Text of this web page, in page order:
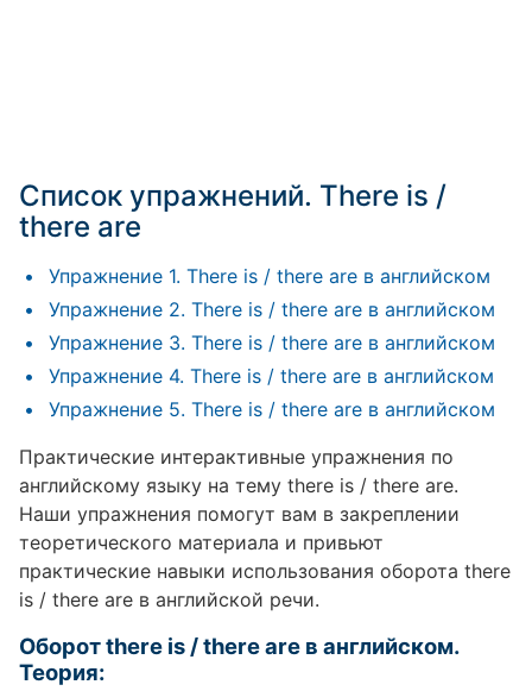
Список упражнений. There is /
there are
Упражнение 1. There is / there are в английском
Упражнение 2. There is / there are в английском
Упражнение 3. There is / there are в английском
Упражнение 4. There is / there are в английском
Упражнение 5. There is / there are в английском
Практические интерактивные упражнения по
английскому языку на тему there is / there are.
Наши упражнения помогут вам в закреплении
теоретического материала и привьют
практические навыки использования оборота there
is / there are в английской речи.
Оборот there is / there are в английском.
Теория: